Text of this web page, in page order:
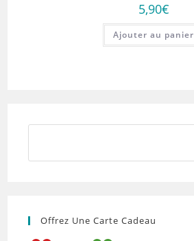
5,90€
Ajouter au panier
Offrez Une Carte Cadeau